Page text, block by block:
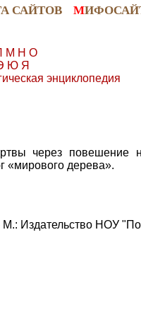
САЙТОВ М
М Н О
Ю Я
энциклопедия
через повешение
«мирового дерева».
Издательство НОУ